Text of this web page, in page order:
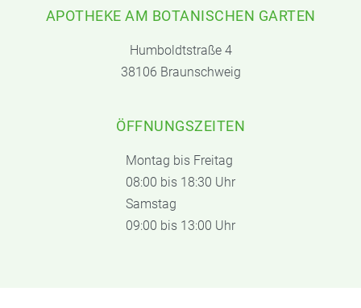
APOTHEKE AM BOTANISCHEN GARTEN
Humboldtstraße 4
38106 Braunschweig
ÖFFNUNGSZEITEN
Montag bis Freitag
08:00 bis 18:30 Uhr
Samstag
09:00 bis 13:00 Uhr